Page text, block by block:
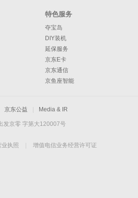
特色服务
夺宝岛
DIY装机
延保服务
京东E卡
京东通信
京鱼座智能
京东公益 Media & IR
发京零 字第大120007号
业执照
增值电信业务经营许可证